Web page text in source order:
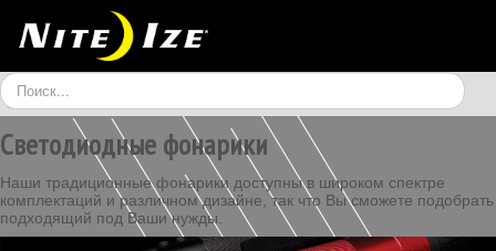
Искать...
МОБИЛЬНЫЕ КРЕПЕЖИ
LED И АКСЕССУАРЫ
ВЕЛО
ФИТНЕС
ЖИВОТНЫЕ
Светодиодные фонарики
Наши традиционные фонарики доступны в широком спектре
комплектаций и различном дизайне, так что Вы сможете подобрать
подходящий под Ваши нужды.